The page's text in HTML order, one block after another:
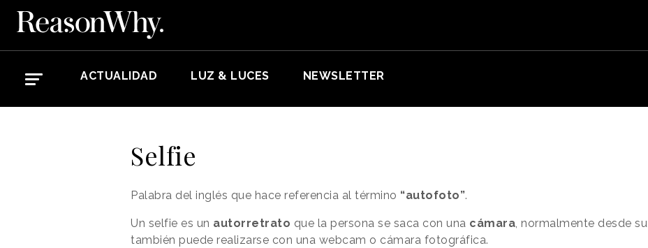
ACTUALIDAD LUZ & LUCES NEWSLETTER
Selfie
Palabra del inglés que hace referencia al término “autofoto”.
Un selfie es un autorretrato que la persona se saca con una cámara, normalmente desde su
también puede realizarse con una webcam o cámara fotográfica.